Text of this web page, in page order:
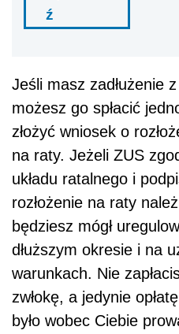
ź
Jeśli masz zadłużenie
możesz go spłacić
złożyć wniosek o
na raty. Jeżeli ZUS
układu ratalnego i
rozłożenie na raty
będziesz mógł
dłuższym okresie i na
warunkach. Nie
zwłokę, a jedynie
było wobec Ciebie